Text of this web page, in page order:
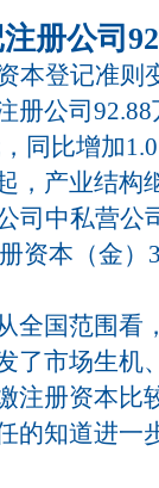
册公司
本登记准则
册公司
同比增加
，产业结构
司中私营公
资本（金
全国范围看
了市场生机
注册资本比
的知道进一